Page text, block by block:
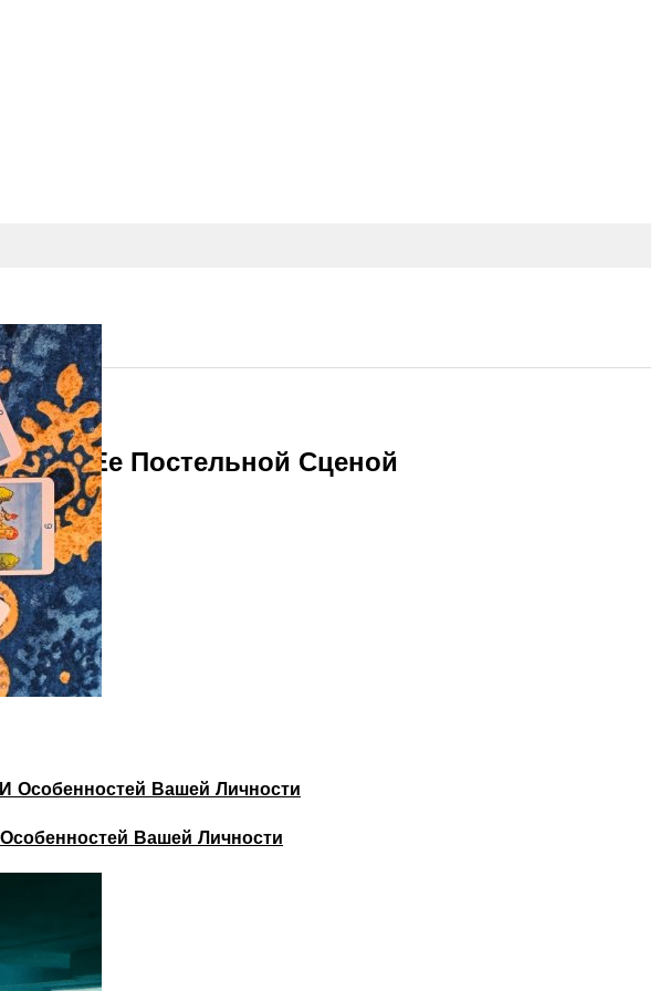
Вашей Личности
С Ее Постельной Сценой